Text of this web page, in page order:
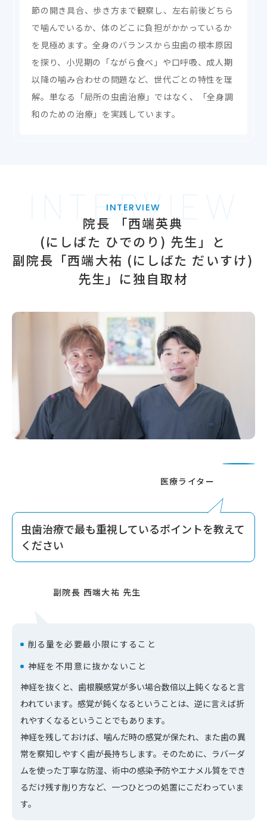
節の開き具合、歩き方まで観察し、左右前後どちら
で噛んでいるか、体のどこに負担がかかっているか
を見極めます。全身のバランスから虫歯の根本原因
を探り、小児期の「ながら食べ」や口呼吸、成人期
以降の噛み合わせの問題など、世代ごとの特性を理
解。単なる「局所の虫歯治療」ではなく、「全身調
和のための治療」を実践しています。
INTERVIEW
INTERVIEW
院長 「西端英典
(にしばた ひでのり) 先生」と
副院長「西端大祐 (にしばた だいすけ)
先生」に独自取材
虫歯治療で最も重視しているポイントを教えて
ください
削る量を必要最小限にすること
神経を不用意に抜かないこと
神経を抜くと、歯根膜感覚が多い場合数倍以上鈍くなると言
われています。感覚が鈍くなるということは、逆に言えば折
れやすくなるということでもあります。
神経を残しておけば、噛んだ時の感覚が保たれ、また歯の異
常を察知しやすく歯が長持ちします。そのために、ラバーダ
ムを使った丁寧な防湿、術中の感染予防やエナメル質をでき
るだけ残す削り方など、一つひとつの処置にこだわっていま
す。